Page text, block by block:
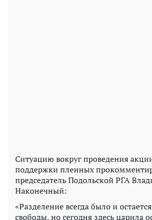
Ситуацию вокруг проведения
поддержки пленных
председатель Подольской РГА
Наконечный:
«Разделение всегда было и
свободы, но сегодня здесь царила